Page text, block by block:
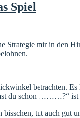
Spiel
Strategie mir in den
betrachten.
du schon ………?“ ist
tut auch gut